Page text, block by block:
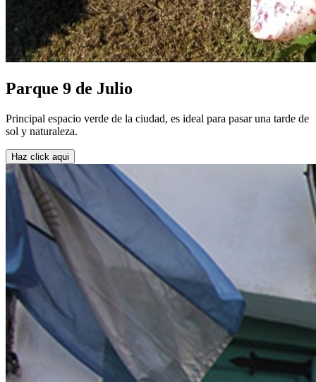
Parque 9 de Julio
Principal espacio verde de la ciudad, es ideal para pasar una tarde de
sol y naturaleza.
Haz click aqui